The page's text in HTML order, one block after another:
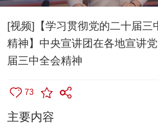
[视频]【学习贯彻党的二十届三
精神】中央宣讲团在各地宣讲
届三中全会精神
73
主要内容